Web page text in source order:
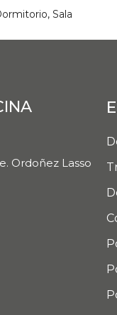
Sala
Ordoñez Lasso